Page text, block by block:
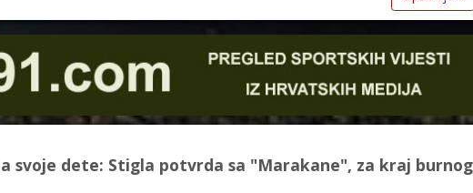
svoje dete: Stigla potvrda sa "Marakane", za kraj burnog